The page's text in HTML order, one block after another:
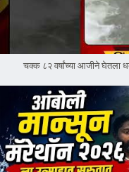
चक्क ८२ वर्षांच्या आजीने घेतला